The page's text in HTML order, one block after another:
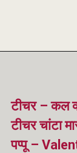
टीचर – कल
टीचर चांटा
पप्पू –